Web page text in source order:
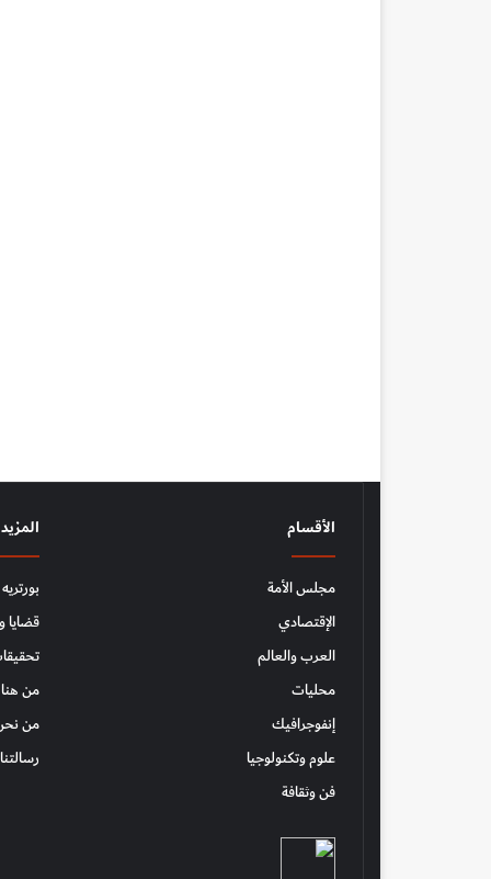
الأقسام
مجلس الأمة
الإقتصادي
العرب والعالم
محليات
إنفوجرافيك
علوم وتكنولوجيا
فن وثقافة
المزيد
بورتريه
قضايا
من
من
رسالتنا